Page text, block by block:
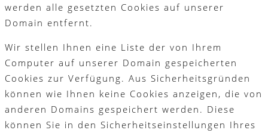
werden alle gesetzten Cookies auf unserer
Domain entfernt.
Wir stellen Ihnen eine Liste der von Ihrem
Computer auf unserer Domain gespeicherten
Cookies zur Verfügung. Aus Sicherheitsgründen
können wie Ihnen keine Cookies anzeigen, die von
anderen Domains gespeichert werden. Diese
können Sie in den Sicherheitseinstellungen Ihres